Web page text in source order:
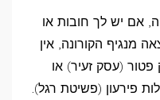
אם יש לך חובות או
מנגיף הקורונה, אין
(עסק זעיר) או
פירעון (פשיטת רגל).